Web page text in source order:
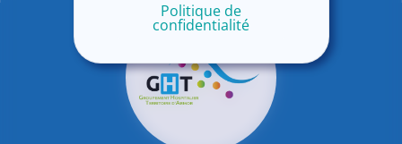
Politique de
confidentialité